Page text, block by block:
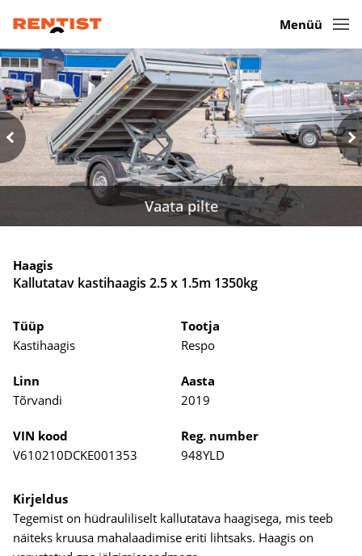
Menüü
Vaata pilte
Haagis
Kallutatav kastihaagis 2.5 x 1.5m 1350kg
Tüüp
Kastihaagis
Tootja
Respo
Linn
Tõrvandi
Aasta
2019
VIN kood
V610210DCKE001353
Reg. number
948YLD
Kirjeldus
Tegemist on hüdrauliliselt kallutatava haagisega, mis teeb
näiteks kruusa mahalaadimise eriti lihtsaks. Haagis on